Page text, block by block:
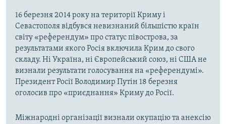
16 березня 2014 року на території Криму і
Севастополя відбувся невизнаний більшістю країн
світу «референдум» про статус півострова, за
результатами якого Росія включила Крим до свого
складу. Ні Україна, ні Європейський союз, ні США не
визнали результати голосування на «референдумі».
Президент Росії Володимир Путін 18 березня
оголосив про «приєднання» Криму до Росії.
Міжнародні організації визнали окупацію та анексію